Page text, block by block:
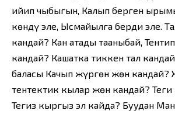
ийип чыбыгын, Калып берген
көндү эле, Ысмайылга берди эле.
кандай? Кан атаңды тааныбай,
кандай? Кашатка тиккен тал
баласы Качып жүргөн жөн кандай?
тентектик кылар жөн кандай?
Тегиз кыргыз эл кайда? Буудан